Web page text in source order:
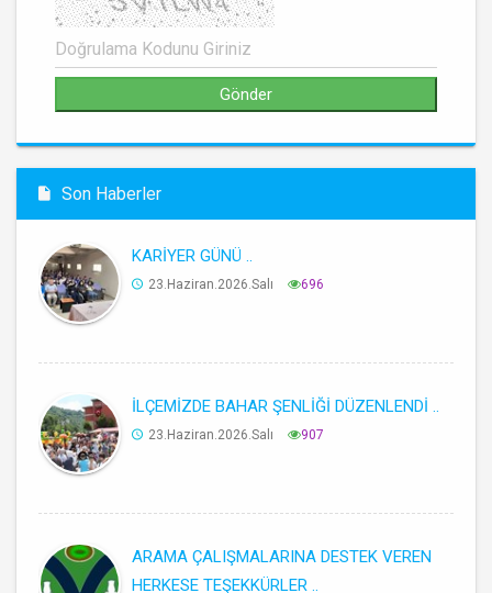
Son Haberler
KARİYER GÜNÜ ..
23.Haziran.2026.Salı 696
İLÇEMİZDE BAHAR ŞENLİĞİ DÜZENLENDİ ..
23.Haziran.2026.Salı 907
ARAMA ÇALIŞMALARINA DESTEK VEREN
HERKESE TEŞEKKÜRLER ..